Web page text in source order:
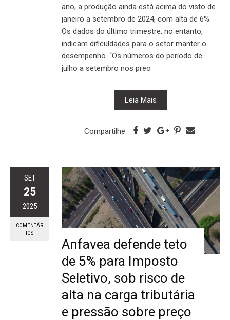
ano, a produção ainda está acima do visto de
janeiro a setembro de 2024, com alta de 6%.
Os dados do último trimestre, no entanto,
indicam dificuldades para o setor manter o
desempenho. “Os números do período de
julho a setembro nos preo
Leia Mais
Compartilhe
SET
25
2025
COMENTÁR
IOS
Anfavea defende teto
de 5% para Imposto
Seletivo, sob risco de
alta na carga tributária
e pressão sobre preço